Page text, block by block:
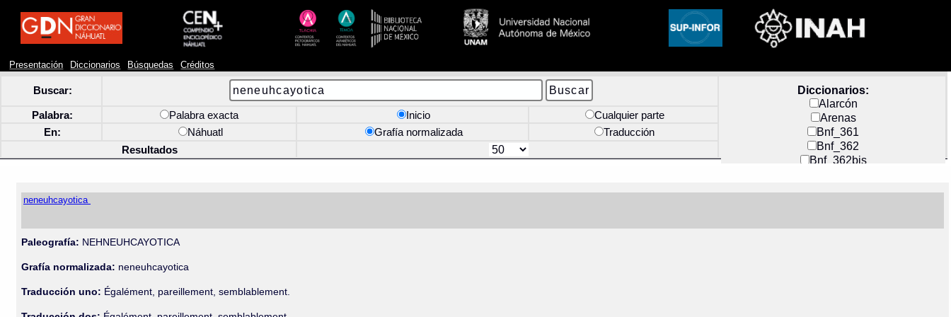
Presentación Diccionarios Búsquedas Créditos
Buscar:
Diccionarios:
Alarcón
Arenas
Bnf_361
Bnf_362
Bnf_362bis
Docs_México
Palabra: Palabra exacta Inicio
Cualquier parte
En:
Náhuatl Grafía normalizada
Traducción
Resultados
neneuhcayotica
Paleografía: NEHNEUHCAYOTICA
Grafía normalizada: neneuhcayotica
Traducción uno: Égalément, pareillement, semblablement.